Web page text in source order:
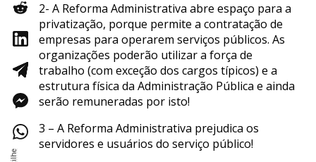
2- A Reforma Administrativa abre espaço para a
privatização, porque permite a contratação de
empresas para operarem serviços públicos. As
organizações poderão utilizar a força de
trabalho (com exceção dos cargos típicos) e a
estrutura física da Administração Pública e ainda
serão remuneradas por isto!
3 – A Reforma Administrativa prejudica os
servidores e usuários do serviço público!